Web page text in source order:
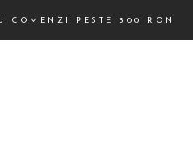
COMENZI PESTE 300 RON